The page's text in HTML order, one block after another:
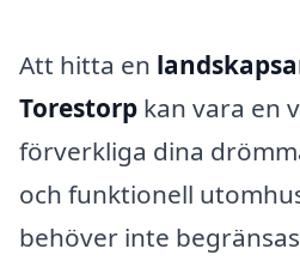
Att hitta en
Torestorp kan vara en
förverkliga dina
och funktionell
behöver inte